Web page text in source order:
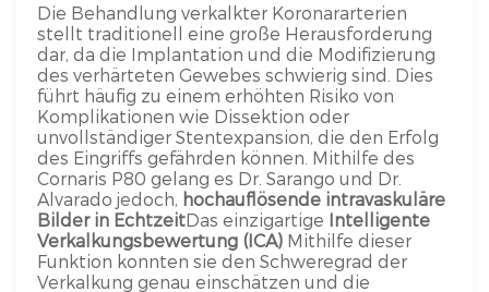
Die Behandlung verkalkter Koronararterien
stellt traditionell eine große Herausforderung
dar, da die Implantation und die Modifizierung
des verhärteten Gewebes schwierig sind. Dies
führt häufig zu einem erhöhten Risiko von
Komplikationen wie Dissektion oder
unvollständiger Stentexpansion, die den Erfolg
des Eingriffs gefährden können. Mithilfe des
Cornaris P80 gelang es Dr. Sarango und Dr.
Alvarado jedoch, hochauflösende intravaskuläre
Bilder in EchtzeitDas einzigartige Intelligente
Verkalkungsbewertung (ICA) Mithilfe dieser
Funktion konnten sie den Schweregrad der
Verkalkung genau einschätzen und die